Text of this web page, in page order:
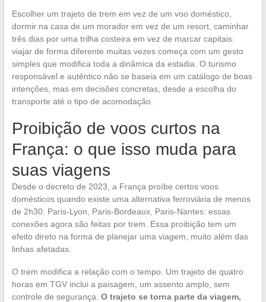
Escolher um trajeto de trem em vez de um voo doméstico,
dormir na casa de um morador em vez de um resort, caminhar
três dias por uma trilha costeira em vez de marcar capitais:
viajar de forma diferente muitas vezes começa com um gesto
simples que modifica toda a dinâmica da estadia. O turismo
responsável e autêntico não se baseia em um catálogo de boas
intenções, mas em decisões concretas, desde a escolha do
transporte até o tipo de acomodação.
Proibição de voos curtos na
França: o que isso muda para
suas viagens
Desde o decreto de 2023, a França proíbe certos voos
domésticos quando existe uma alternativa ferroviária de menos
de 2h30. Paris-Lyon, Paris-Bordeaux, Paris-Nantes: essas
conexões agora são feitas por trem. Essa proibição tem um
efeito direto na forma de planejar uma viagem, muito além das
linhas afetadas.
O trem modifica a relação com o tempo. Um trajeto de quatro
horas em TGV inclui a paisagem, um assento amplo, sem
controle de segurança. O trajeto se torna parte da viagem,